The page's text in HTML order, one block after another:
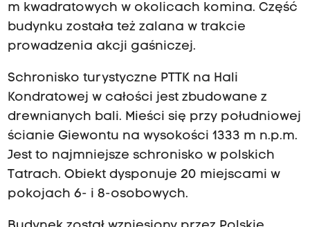
m kwadratowych w okolicach komina. Część
budynku została też zalana w trakcie
prowadzenia akcji gaśniczej.
Schronisko turystyczne PTTK na Hali
Kondratowej w całości jest zbudowane z
drewnianych bali. Mieści się przy południowej
ścianie Giewontu na wysokości 1333 m n.p.m.
Jest to najmniejsze schronisko w polskich
Tatrach. Obiekt dysponuje 20 miejscami w
pokojach 6- i 8-osobowych.